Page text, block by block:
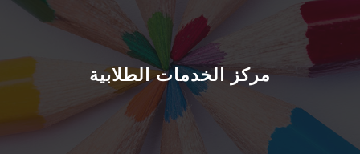
عن الكلية
القطاعات
الاقسام
مركز الخدمات الطلابية